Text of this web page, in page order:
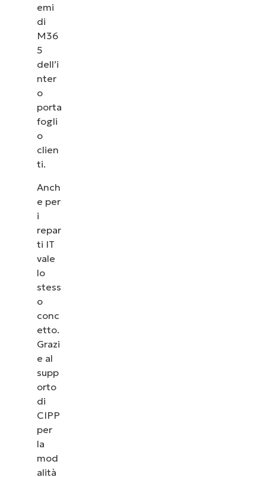
emi
di
M36
5
dell’i
nter
o
porta
fogli
o
clien
ti.
Anch
e per
i
repar
ti IT
vale
lo
stess
o
conc
etto.
Grazi
e al
supp
orto
di
CIPP
per
la
mod
alità